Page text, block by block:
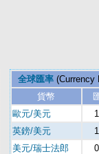
全球匯率(Currency
貨幣
歐元/美元
英鎊/美元
美元/瑞士法郎